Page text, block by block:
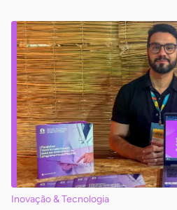
Inovação & Tecnologia